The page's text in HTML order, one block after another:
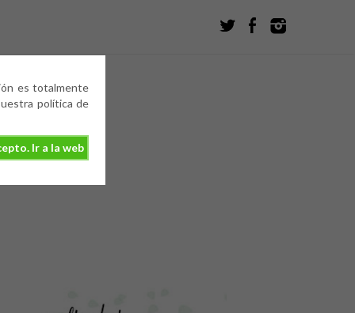
es totalmente
política de
Ir a la web